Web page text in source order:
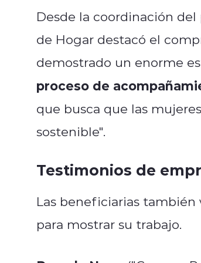
Desde la coordinación
de Hogar destacó el
demostrado un enorme
proceso de
que busca que las
sostenible".
Testimonios de
Las beneficiarias
para mostrar su trabajo.